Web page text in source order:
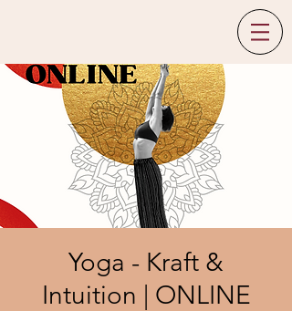
Yoga - Kraft &
Intuition | ONLINE